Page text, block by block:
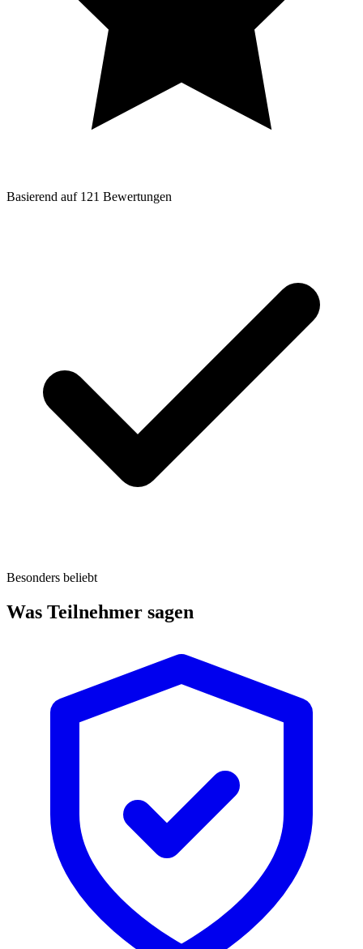
Basierend auf 121 Bewertungen
Besonders beliebt
Was Teilnehmer sagen